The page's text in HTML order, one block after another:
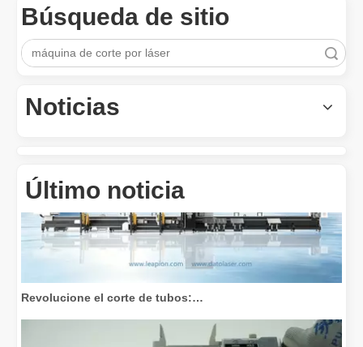
Búsqueda de sitio
Noticias
Último noticia